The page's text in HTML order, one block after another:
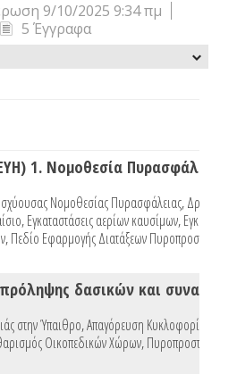
9/10/2025 9:34 πμ
5 Έγγραφα
1. Νομοθεσία Πυρασφάλειας
Νομοθεσίας Πυρασφάλειας,
,Εγκαταστάσεις αερίων καυσίμων,
,Πεδίο Εφαρμογής Διατάξεων Πυροπροστασίας
στην Ύπαιθρο,Απαγόρευση Κυκλοφορίας Λόγω
Οικοπεδικών Χώρων,Πυροπροστασία